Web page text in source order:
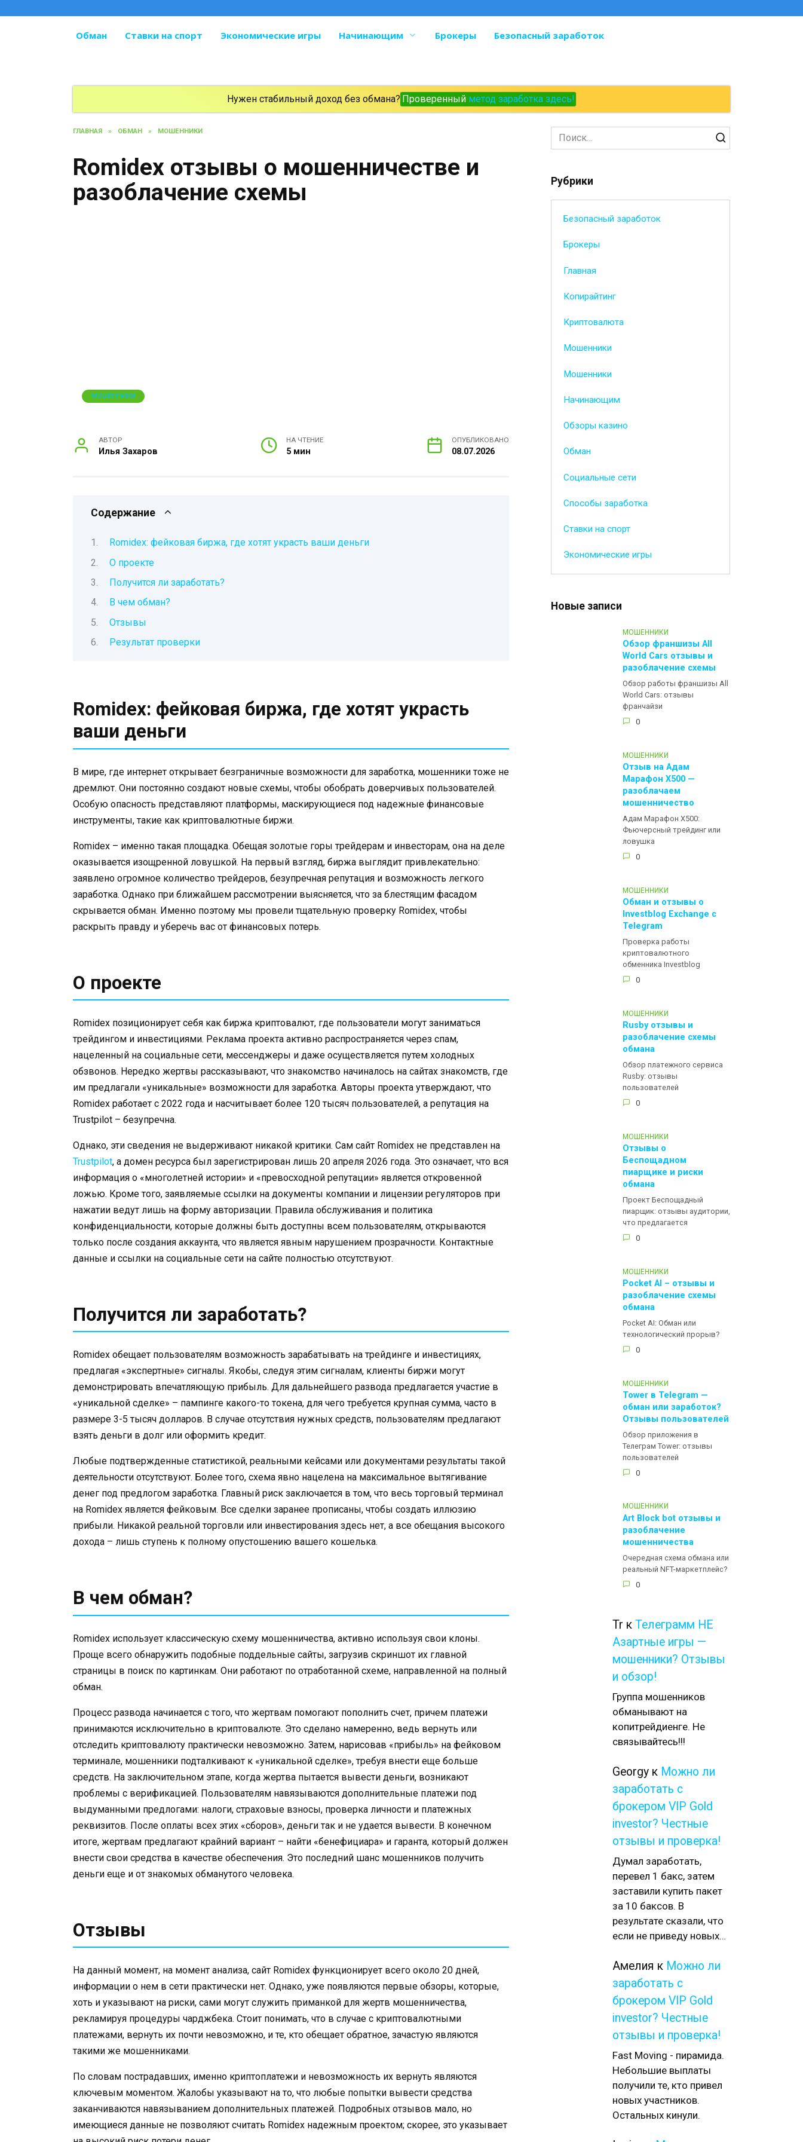
Обман Ставки на спорт Экономические игры Начинающим Брокеры Безопасный заработок
Нужен стабильный доход без обмана? Проверенный метод заработка здесь!
ГЛАВНАЯ » ОБМАН » МОШЕННИКИ
Romidex отзывы о мошенничестве и
разоблачение схемы
МОШЕННИКИ
АВТОР
Илья Захаров
НА ЧТЕНИЕ
5 мин
ОПУБЛИКОВАНО
08.07.2026
Содержание
Romidex: фейковая биржа, где хотят украсть ваши деньги
О проекте
Получится ли заработать?
В чем обман?
Отзывы
Результат проверки
Romidex: фейковая биржа, где хотят украсть
ваши деньги
В мире, где интернет открывает безграничные возможности для заработка, мошенники тоже не
дремлют. Они постоянно создают новые схемы, чтобы обобрать доверчивых пользователей.
Особую опасность представляют платформы, маскирующиеся под надежные финансовые
инструменты, такие как криптовалютные биржи.
Romidex – именно такая площадка. Обещая золотые горы трейдерам и инвесторам, она на деле
оказывается изощренной ловушкой. На первый взгляд, биржа выглядит привлекательно:
заявлено огромное количество трейдеров, безупречная репутация и возможность легкого
заработка. Однако при ближайшем рассмотрении выясняется, что за блестящим фасадом
скрывается обман. Именно поэтому мы провели тщательную проверку Romidex, чтобы
раскрыть правду и уберечь вас от финансовых потерь.
О проекте
Romidex позиционирует себя как биржа криптовалют, где пользователи могут заниматься
трейдингом и инвестициями. Реклама проекта активно распространяется через спам,
нацеленный на социальные сети, мессенджеры и даже осуществляется путем холодных
обзвонов. Нередко жертвы рассказывают, что знакомство начиналось на сайтах знакомств, где
им предлагали «уникальные» возможности для заработка. Авторы проекта утверждают, что
Romidex работает с 2022 года и насчитывает более 120 тысяч пользователей, а репутация на
Trustpilot – безупречна.
Однако, эти сведения не выдерживают никакой критики. Сам сайт Romidex не представлен на
Trustpilot, а домен ресурса был зарегистрирован лишь 20 апреля 2026 года. Это означает, что вся
информация о «многолетней истории» и «превосходной репутации» является откровенной
ложью. Кроме того, заявляемые ссылки на документы компании и лицензии регуляторов при
нажатии ведут лишь на форму авторизации. Правила обслуживания и политика
конфиденциальности, которые должны быть доступны всем пользователям, открываются
только после создания аккаунта, что является явным нарушением прозрачности. Контактные
данные и ссылки на социальные сети на сайте полностью отсутствуют.
Получится ли заработать?
Romidex обещает пользователям возможность зарабатывать на трейдинге и инвестициях,
предлагая «экспертные» сигналы. Якобы, следуя этим сигналам, клиенты биржи могут
демонстрировать впечатляющую прибыль. Для дальнейшего развода предлагается участие в
«уникальной сделке» – пампинге какого-то токена, для чего требуется крупная сумма, часто в
размере 3-5 тысяч долларов. В случае отсутствия нужных средств, пользователям предлагают
взять деньги в долг или оформить кредит.
Любые подтвержденные статистикой, реальными кейсами или документами результаты такой
деятельности отсутствуют. Более того, схема явно нацелена на максимальное вытягивание
денег под предлогом заработка. Главный риск заключается в том, что весь торговый терминал
на Romidex является фейковым. Все сделки заранее прописаны, чтобы создать иллюзию
прибыли. Никакой реальной торговли или инвестирования здесь нет, а все обещания высокого
дохода – лишь ступень к полному опустошению вашего кошелька.
В чем обман?
Romidex использует классическую схему мошенничества, активно используя свои клоны.
Проще всего обнаружить подобные поддельные сайты, загрузив скриншот их главной
страницы в поиск по картинкам. Они работают по отработанной схеме, направленной на полный
обман.
Процесс развода начинается с того, что жертвам помогают пополнить счет, причем платежи
принимаются исключительно в криптовалюте. Это сделано намеренно, ведь вернуть или
отследить криптовалюту практически невозможно. Затем, нарисовав «прибыль» на фейковом
терминале, мошенники подталкивают к «уникальной сделке», требуя внести еще больше
средств. На заключительном этапе, когда жертва пытается вывести деньги, возникают
проблемы с верификацией. Пользователям навязываются дополнительные платежи под
выдуманными предлогами: налоги, страховые взносы, проверка личности и платежных
реквизитов. После оплаты всех этих «сборов», деньги так и не удается вывести. В конечном
итоге, жертвам предлагают крайний вариант – найти «бенефициара» и гаранта, который должен
внести свои средства в качестве обеспечения. Это последний шанс мошенников получить
деньги еще и от знакомых обманутого человека.
Отзывы
На данный момент, на момент анализа, сайт Romidex функционирует всего около 20 дней,
информации о нем в сети практически нет. Однако, уже появляются первые обзоры, которые,
хоть и указывают на риски, сами могут служить приманкой для жертв мошенничества,
рекламируя процедуры чарджбека. Стоит понимать, что в случае с криптовалютными
платежами, вернуть их почти невозможно, и те, кто обещает обратное, зачастую являются
такими же мошенниками.
По словам пострадавших, именно криптоплатежи и невозможность их вернуть являются
ключевым моментом. Жалобы указывают на то, что любые попытки вывести средства
заканчиваются навязыванием дополнительных платежей. Подробных отзывов мало, но
имеющиеся данные не позволяют считать Romidex надежным проектом; скорее, это указывает
Search
for:
Рубрики
Безопасный заработок
Брокеры
Главная
Копирайтинг
Криптовалюта
Мошенники
Мошенники
Начинающим
Обзоры казино
Обман
Социальные сети
Способы заработка
Ставки на спорт
Экономические игры
Новые записи
МОШЕННИКИ
Обзор франшизы All
World Cars отзывы и
разоблачение схемы
Обзор работы франшизы All
World Cars: отзывы
франчайзи
0
МОШЕННИКИ
Отзыв на Адам
Марафон Х500 —
разоблачаем
мошенничество
Адам Марафон Х500:
Фьючерсный трейдинг или
ловушка
0
МОШЕННИКИ
Обман и отзывы о
Investblog Exchange с
Telegram
Проверка работы
криптовалютного
обменника Investblog
0
МОШЕННИКИ
Rusby отзывы и
разоблачение схемы
обмана
Обзор платежного сервиса
Rusby: отзывы
пользователей
0
МОШЕННИКИ
Отзывы о
Беспощадном
пиарщике и риски
обмана
Проект Беспощадный
пиарщик: отзывы аудитории,
что предлагается
0
МОШЕННИКИ
Pocket AI – отзывы и
разоблачение схемы
обмана
Pocket AI: Обман или
технологический прорыв?
0
МОШЕННИКИ
Tower в Telegram —
обман или заработок?
Отзывы пользователей
Обзор приложения в
Телеграм Tower: отзывы
пользователей
0
МОШЕННИКИ
Art Block bot отзывы и
разоблачение
мошенничества
Очередная схема обмана или
реальный NFT-маркетплейс?
0
Tr кТелеграмм НЕ
Азартные игры —
мошенники? Отзывы
и обзор!
Группа мошенников
обманывают на
копитрейдиенге. Не
связывайтесь!!!
Georgy к Можно ли
заработать с
брокером VIP Gold
investor? Честные
отзывы и проверка!
Думал заработать,
перевел 1 бакс, затем
заставили купить пакет
за 10 баксов. В
результате сказали, что
если не приведу новых…
Амелия к Можно ли
заработать с
брокером VIP Gold
investor? Честные
отзывы и проверка!
Fast Moving - пирамида.
Небольшие выплаты
получили те, кто привел
новых участников.
Остальных кинули.